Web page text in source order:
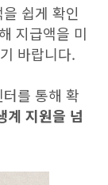
쉽게 확인
지급액을 미
바랍니다.
를 통해 확
계 지원을 넘